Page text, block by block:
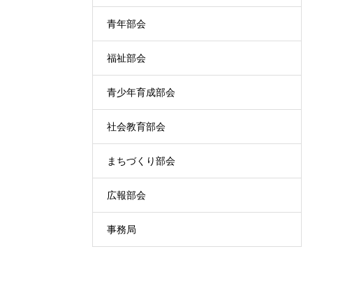
青年部会
福祉部会
青少年育成部会
社会教育部会
まちづくり部会
広報部会
事務局